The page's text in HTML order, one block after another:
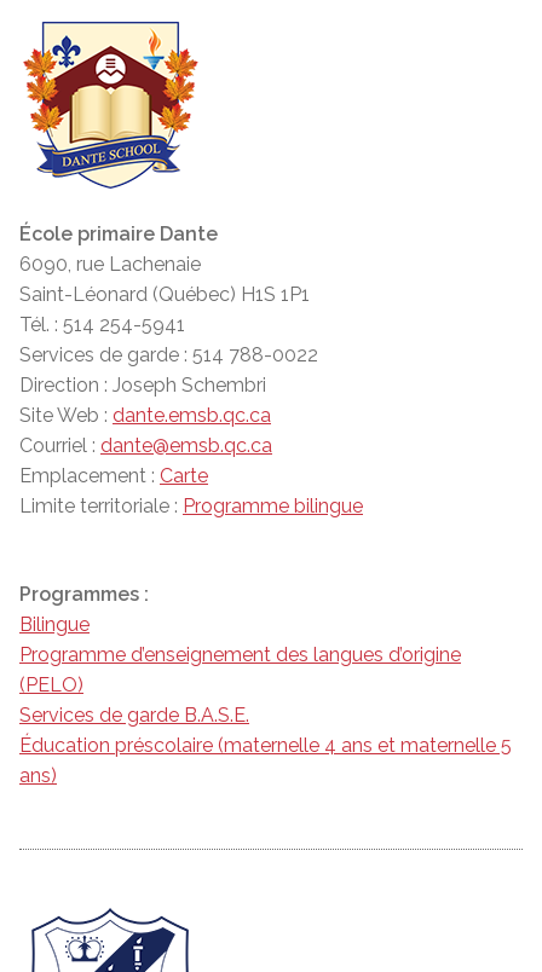
École primaire Dante
6090, rue Lachenaie
Saint-Léonard (Québec) H1S 1P1
Tél. : 514 254-5941
Services de garde : 514 788-0022
Direction : Joseph Schembri
Site Web : dante.emsb.qc.ca
Courriel : dante@emsb.qc.ca
Emplacement : Carte
Limite territoriale : Programme bilingue
Programmes :
Bilingue
Programme d’enseignement des langues d’origine
(PELO)
Services de garde B.A.S.E.
Éducation préscolaire (maternelle 4 ans et maternelle 5
ans)